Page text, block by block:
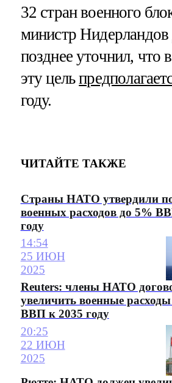
32 стран военного
министр
позднее уточнил, что
эту цель
году.
ЧИТАЙТЕ ТАКЖЕ
Страны НАТО утвердили
военных расходов до 5%
году
14:54
25 ИЮН
2025
Reuters: члены НАТО
увеличить военные
ВВП к 2035 году
20:25
22 ИЮН
2025